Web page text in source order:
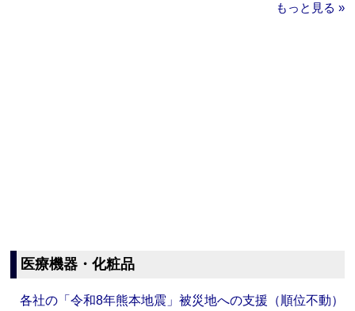
もっと見る »
医療機器・化粧品
各社の「令和8年熊本地震」被災地への支援（順位不動）